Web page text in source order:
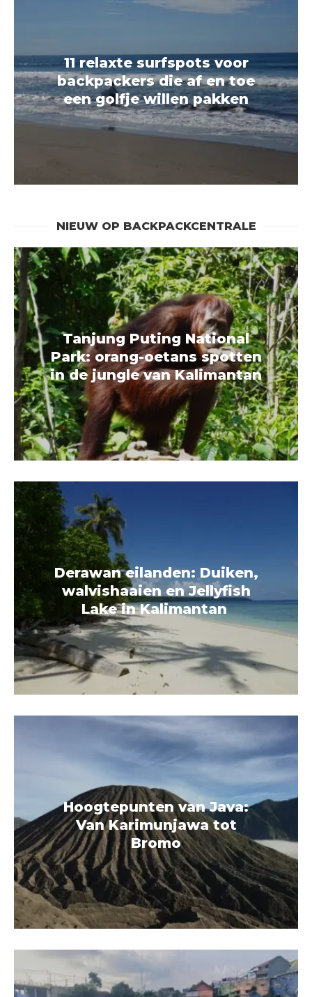
11 relaxte surfspots voor
backpackers die af en toe
een golfje willen pakken
NIEUW OP BACKPACKCENTRALE
Tanjung Puting National
Park: orang-oetans spotten
in de jungle van Kalimantan
Derawan eilanden: Duiken,
walvishaaien en Jellyfish
Lake in Kalimantan
Hoogtepunten van Java:
Van Karimunjawa tot
Bromo